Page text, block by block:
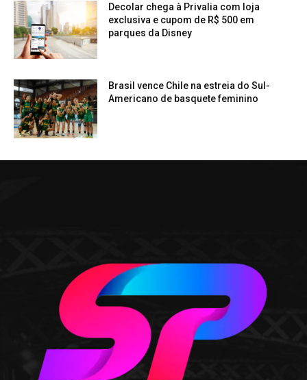
Decolar chega à Privalia com loja
exclusiva e cupom de R$ 500 em
parques da Disney
Brasil vence Chile na estreia do Sul-
Americano de basquete feminino